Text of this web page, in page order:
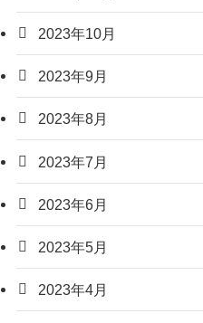
2023年10月
2023年9月
2023年8月
2023年7月
2023年6月
2023年5月
2023年4月